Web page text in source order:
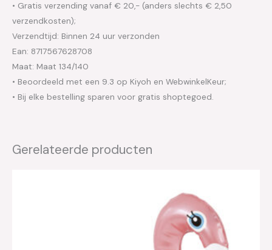
• Gratis verzending vanaf € 20,- (anders slechts € 2,50
verzendkosten);
Verzendtijd: Binnen 24 uur verzonden
Ean: 8717567628708
Maat: Maat 134/140
• Beoordeeld met een 9.3 op Kiyoh en WebwinkelKeur;
• Bij elke bestelling sparen voor gratis shoptegoed.
Gerelateerde producten